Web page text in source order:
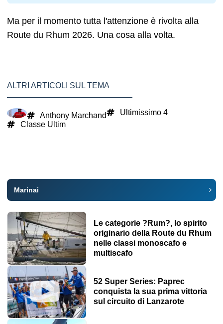
Ma per il momento tutta l'attenzione è rivolta alla
Route du Rhum 2026. Una cosa alla volta.
ALTRI ARTICOLI SUL TEMA
Anthony Marchand
Ultimissimo 4
Classe Ultim
Marinai
Le categorie ?Rum?, lo spirito
originario della Route du Rhum
nelle classi monoscafo e
multiscafo
52 Super Series: Paprec
conquista la sua prima vittoria
sul circuito di Lanzarote